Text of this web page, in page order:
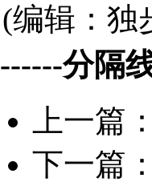
(编辑：独
------分隔
上一篇：
下一篇：